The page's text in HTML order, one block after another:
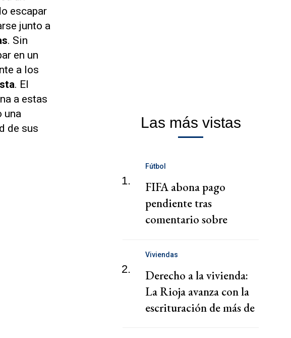
escapar
junto a
. Sin
en un
a los
. El
a estas
una
de sus
Las más vistas
1.
Fútbol
FIFA abona pago
pendiente tras
comentario sobre
de la Federación Jordana
2.
Viviendas
Derecho a la vivienda:
La Rioja avanza con la
escrituración de más de